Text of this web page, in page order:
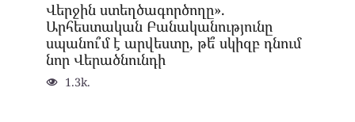
Վերջին ստեղծագործողը».
Արհեստական Բանականությունը
սպանու՞մ է արվեստը, թե՞ սկիզբ դնում
նոր Վերածնունդի
1.3k.